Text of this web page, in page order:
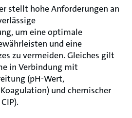
stellt hohe Anforderungen an
um eine optimale
und eine
zu vermeiden. Gleiches gilt
in Verbindung mit
(pH-Wert,
und chemischer